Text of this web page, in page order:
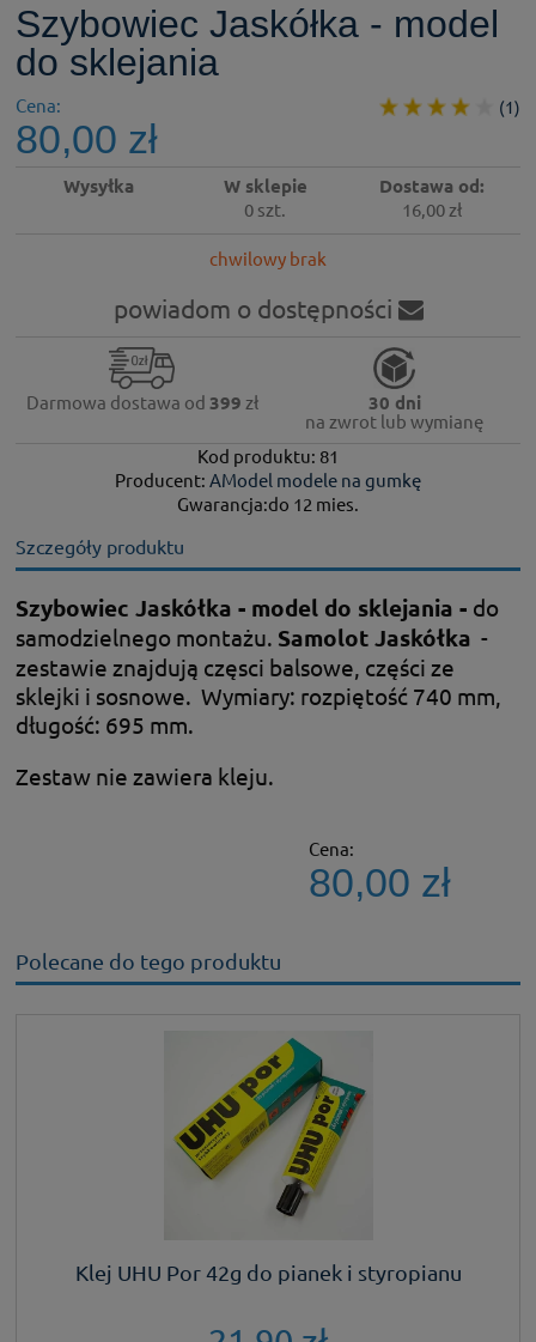
Szybowiec Jaskółka - model
do sklejania
(1)
Cena:
80,00 zł
Wysyłka W sklepie
0 szt.
Dostawa od:
16,00 zł
chwilowy brak
powiadom o dostępności
Darmowa dostawa od 399 zł 30 dni
na zwrot lub wymianę
Kod produktu: 81
Producent: AModel modele na gumkę
Gwarancja:do 12 mies.
Szczegóły produktu
Szybowiec Jaskółka - model do sklejania - do
samodzielnego montażu. Samolot Jaskółka -
zestawie znajdują częsci balsowe, części ze
sklejki i sosnowe. Wymiary: rozpiętość 740 mm,
długość: 695 mm.
Zestaw nie zawiera kleju.
Cena:
80,00 zł
Polecane do tego produktu
Klej UHU Por 42g do pianek i styropianu